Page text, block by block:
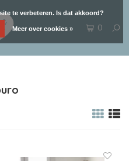
0
te verbeteren. Is dat akkoord?
Meer over cookies »